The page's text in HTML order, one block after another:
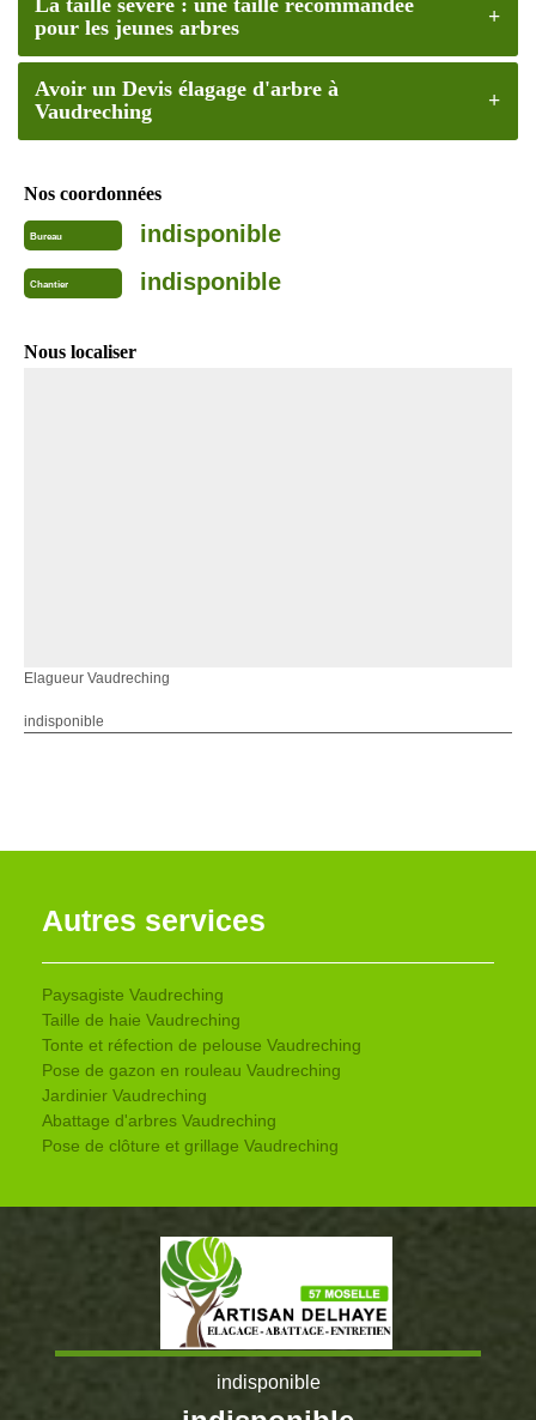
La taille sévère : une taille recommandée
pour les jeunes arbres
Avoir un Devis élagage d'arbre à
Vaudreching
Nos coordonnées
Bureau indisponible
Chantier indisponible
Nous localiser
Elagueur Vaudreching
indisponible
Autres services
Paysagiste Vaudreching
Taille de haie Vaudreching
Tonte et réfection de pelouse Vaudreching
Pose de gazon en rouleau Vaudreching
Jardinier Vaudreching
Abattage d'arbres Vaudreching
Pose de clôture et grillage Vaudreching
indisponible